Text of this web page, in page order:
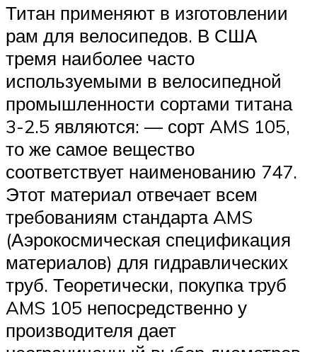
Титан применяют в изготовлении
рам для велосипедов. В США
тремя наиболее часто
используемыми в велосипедной
промышленности сортами титана
3-2.5 являются: — сорт AMS 105,
то же самое вещество
соответствует наименованию 747.
Этот материал отвечает всем
требованиям стандарта AMS
(Аэрокосмическая спецификация
материалов) для гидравлических
труб. Теоретически, покупка труб
AMS 105 непосредственно у
производителя дает